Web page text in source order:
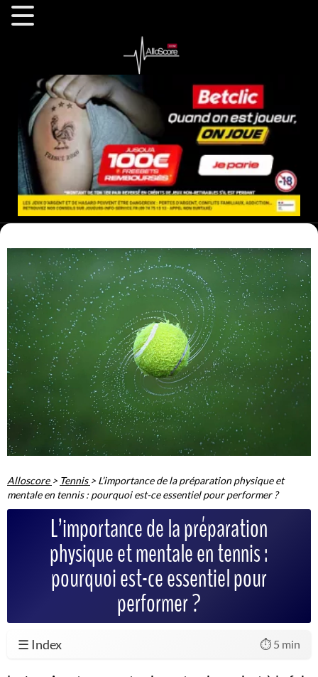
Alloscore > Tennis >L’importance de la préparation physique et
mentale en tennis : pourquoi est-ce essentiel pour performer ?
L’importance de la préparation
physique et mentale en tennis :
pourquoi est-ce essentiel pour
performer ?
☰ Index ⏱️ 5 min